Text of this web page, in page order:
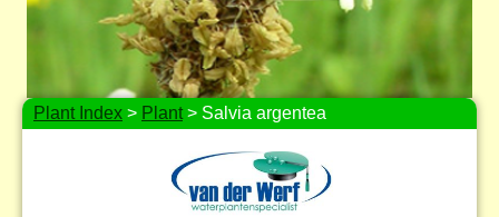
Plant Index > Plant> Salvia argentea